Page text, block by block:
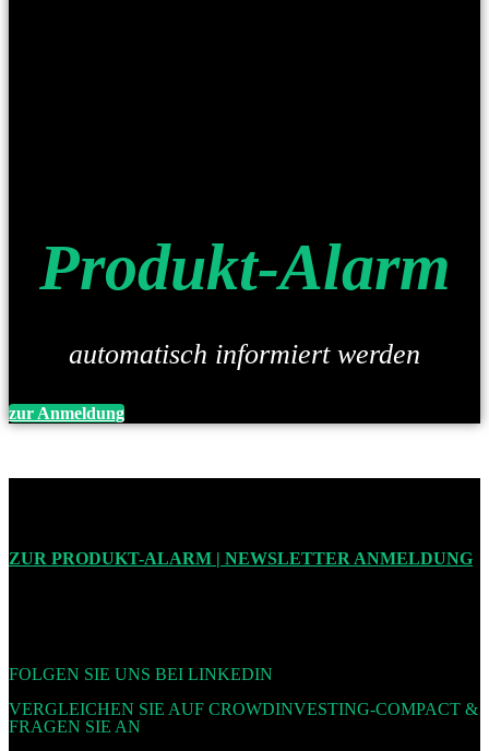
Produkt-Alarm
automatisch informiert werden
zur Anmeldung
ZUR PRODUKT-ALARM | NEWSLETTER ANMELDUNG
FOLGEN SIE UNS BEI LINKEDIN
VERGLEICHEN SIE AUF CROWDINVESTING-COMPACT &
FRAGEN SIE AN